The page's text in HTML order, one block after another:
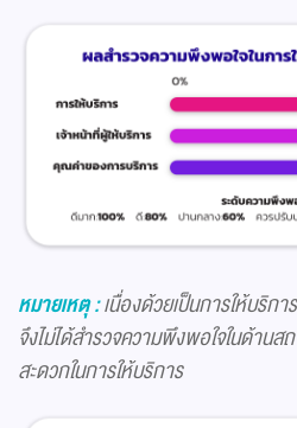
หมายเหตุ :เนื่องด้วยเป็นการให้บริก
จึงไม่ได้สำรวจความพึงพอใจในด้าน
สะดวกในการให้บริการ